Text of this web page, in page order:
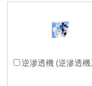
逆滲透機 (逆滲透